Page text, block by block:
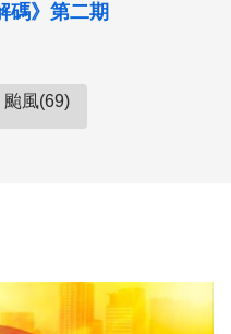
碼》第二期
颱風(69)